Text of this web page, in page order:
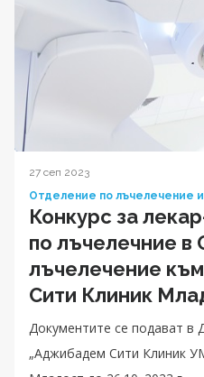
27 сеп 2023
Отделение по лъчелечение
Конкурс за
по лъчелечние в
лъчелечение
Сити Клиник
Документите се подават в
„Аджибадем Сити Клиник